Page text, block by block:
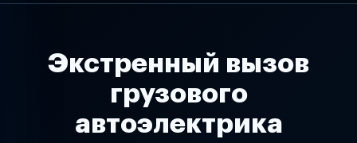
Экстренный вызов
грузового
автоэлектрика